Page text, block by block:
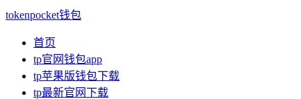
tokenpocket钱包
首页
tp官网钱包app
tp苹果版钱包下载
tp最新官网下载